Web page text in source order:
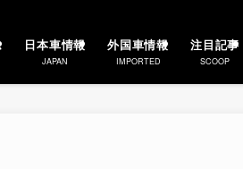
日本車情報
JAPAN
外国車情報
IMPORTED
注目記事
SCOOP